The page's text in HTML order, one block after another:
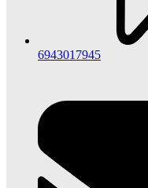
6943017945